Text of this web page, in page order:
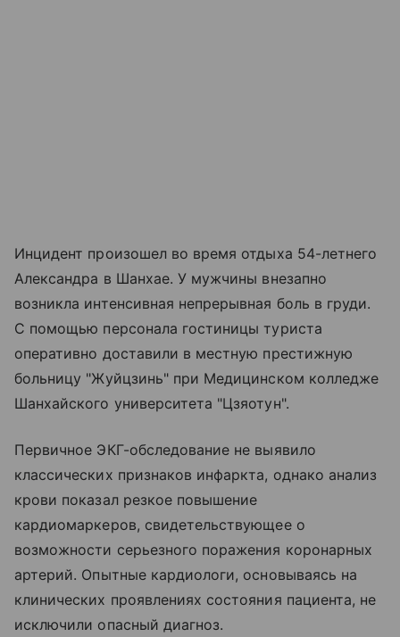
Инцидент произошел во время отдыха 54-летнего
Александра в Шанхае. У мужчины внезапно
возникла интенсивная непрерывная боль в груди.
С помощью персонала гостиницы туриста
оперативно доставили в местную престижную
больницу "Жуйцзинь" при Медицинском колледже
Шанхайского университета "Цзяотун".
Первичное ЭКГ-обследование не выявило
классических признаков инфаркта, однако анализ
крови показал резкое повышение
кардиомаркеров, свидетельствующее о
возможности серьезного поражения коронарных
артерий. Опытные кардиологи, основываясь на
клинических проявлениях состояния пациента, не
исключили опасный диагноз.